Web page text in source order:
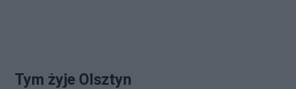
Tym żyje Olsztyn